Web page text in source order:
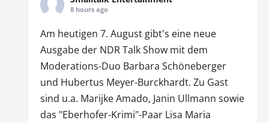
8 hours ago
Am heutigen 7. August gibt's eine neue
Ausgabe der NDR Talk Showmit dem
Moderations-Duo Barbara Schöneberger
und Hubertus Meyer-Burckhardt. Zu Gast
sind u.a. Marijke Amado, Janin Ullmann sowie
das "Eberhofer-Krimi"-Paar Lisa Maria